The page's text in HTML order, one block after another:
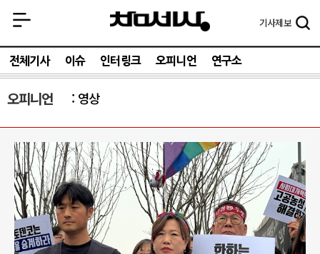
기사제보
전체기사 이슈 인터링크 오피니언 연구소
오피니언 영상